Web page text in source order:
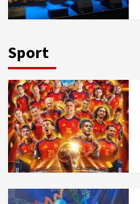
Sport